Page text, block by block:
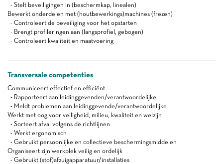
- Stelt beveiligingen in (beschermkap, linealen)
Bewerkt onderdelen met (houtbewerkings)machines (frezen)
- Controleert de beveiliging voor het opstarten
- Brengt profileringen aan (langsprofiel, gebogen)
- Controleert kwaliteit en maatvoering
Transversale competenties
Communiceert effectief en efficiënt
- Rapporteert aan leidinggevenden/verantwoordelijke
- Meldt problemen aan leidinggevende/verantwoordelijke
Werkt met oog voor veiligheid, milieu, kwaliteit en welzijn
- Sorteert afval volgens de richtlijnen
- Werkt ergonomisch
- Gebruikt persoonlijke en collectieve beschermingsmiddelen
Organiseert zijn werkplek veilig en ordelijk
- Gebruikt (stof)afzuigapparatuur/installaties